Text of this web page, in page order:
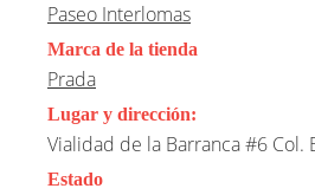
Paseo Interlomas
Marca de la tienda
Prada
Lugar y dirección:
Vialidad de la Barranca #6 Col.
Estado